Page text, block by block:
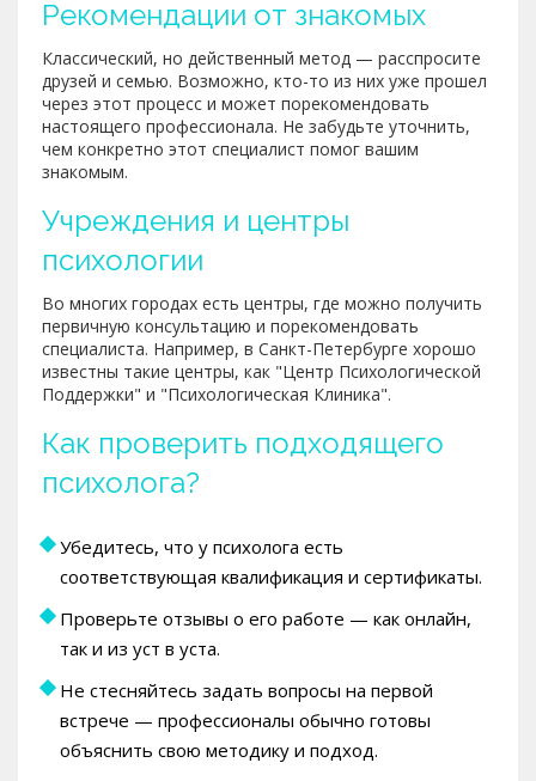
Рекомендации от знакомых
Классический, но действенный метод — расспросите
друзей и семью. Возможно, кто-то из них уже прошел
через этот процесс и может порекомендовать
настоящего профессионала. Не забудьте уточнить,
чем конкретно этот специалист помог вашим
знакомым.
Учреждения и центры
психологии
Во многих городах есть центры, где можно получить
первичную консультацию и порекомендовать
специалиста. Например, в Санкт-Петербурге хорошо
известны такие центры, как "Центр Психологической
Поддержки" и "Психологическая Клиника".
Как проверить подходящего
психолога?
Убедитесь, что у психолога есть
соответствующая квалификация и сертификаты.
Проверьте отзывы о его работе — как онлайн,
так и из уст в уста.
Не стесняйтесь задать вопросы на первой
встрече — профессионалы обычно готовы
объяснить свою методику и подход.